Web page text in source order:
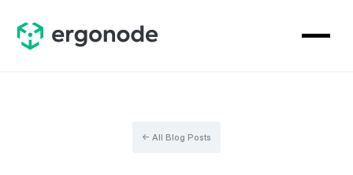
← All Blog Posts